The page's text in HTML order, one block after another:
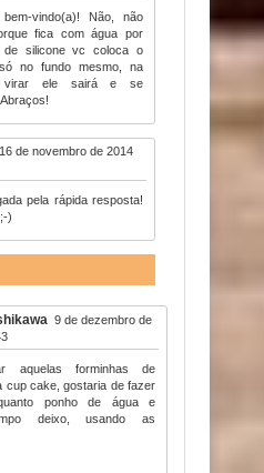
vindo(a)! Não, não
fica com água por
de silicone vc coloca o
no fundo mesmo, na
virar ele sairá e se
16 de novembro de 2014
pela rápida resposta!
)
9 de dezembro de
aquelas forminhas de
cup cake, gostaria de fazer
ponho de água e
deixo, usando as